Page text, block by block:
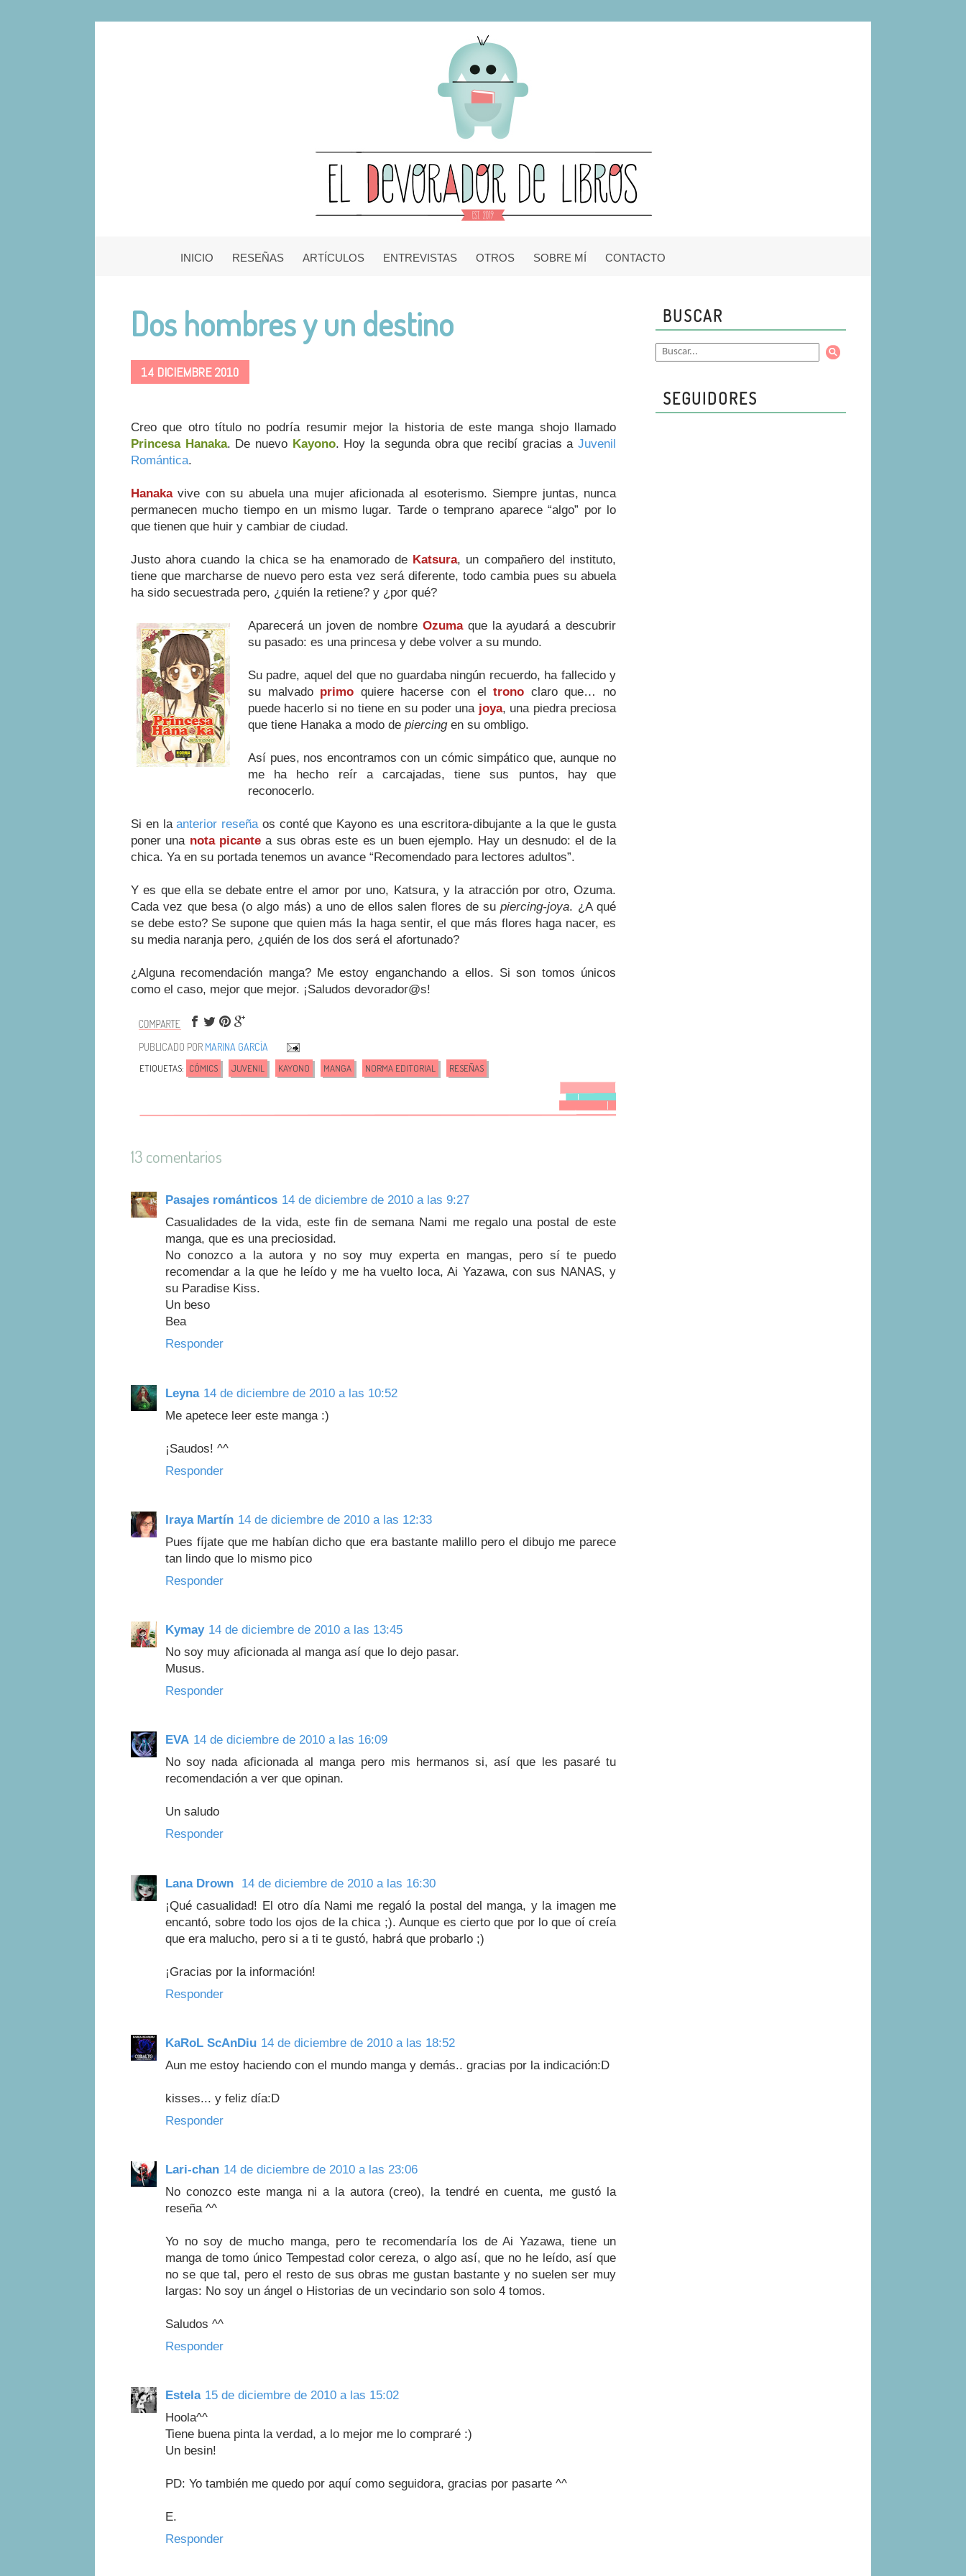
INICIO RESEÑAS ARTÍCULOS ENTREVISTAS OTROS SOBRE MÍ CONTACTO
Dos hombres y un destino
14 DICIEMBRE 2010
Creo que otro título no podría resumir mejor la historia de este manga shojo llamado
Princesa Hanaka. De nuevo Kayono. Hoy la segunda obra que recibí gracias aJuvenil
Romántica.
Hanakavive con su abuela una mujer aficionada al esoterismo. Siempre juntas, nunca
permanecen mucho tiempo en un mismo lugar. Tarde o temprano aparece “algo” por lo
que tienen que huir y cambiar de ciudad.
Justo ahora cuando la chica se ha enamorado de Katsura, un compañero del instituto,
tiene que marcharse de nuevo pero esta vez será diferente, todo cambia pues su abuela
ha sido secuestrada pero, ¿quién la retiene? y ¿por qué?
Aparecerá un joven de nombre Ozuma que la ayudará a descubrir
su pasado: es una princesa y debe volver a su mundo.
Su padre, aquel del que no guardaba ningún recuerdo, ha fallecido y
su malvadoprimo quiere hacerse con eltrono claro que… no
puede hacerlo si no tiene en su poder unajoya, una piedra preciosa
que tiene Hanaka a modo de piercingen su ombligo.
Así pues, nos encontramos con un cómic simpático que, aunque no
me ha hecho reír a carcajadas, tiene sus puntos, hay que
reconocerlo.
Si en laanterior reseñaos conté que Kayono es una escritora-dibujante a la que le gusta
poner una nota picante a sus obras este es un buen ejemplo. Hay un desnudo: el de la
chica. Ya en su portada tenemos un avance “Recomendado para lectores adultos”.
Y es que ella se debate entre el amor por uno, Katsura, y la atracción por otro, Ozuma.
Cada vez que besa (o algo más) a uno de ellos salen flores de supiercing-joya. ¿A qué
se debe esto? Se supone que quien más la haga sentir, el que más flores haga nacer, es
su media naranja pero, ¿quién de los dos será el afortunado?
¿Alguna recomendación manga? Me estoy enganchando a ellos. Si son tomos únicos
como el caso, mejor que mejor. ¡Saludos devorador@s!
PUBLICADO POR MARINA GARCÍA
ETIQUETAS: CÓMICS JUVENIL KAYONO MANGA NORMA EDITORIAL RESEÑAS
13 comentarios
Pasajes románticos 14 de diciembre de 2010 a las 9:27
Casualidades de la vida, este fin de semana Nami me regalo una postal de este
manga, que es una preciosidad.
No conozco a la autora y no soy muy experta en mangas, pero sí te puedo
recomendar a la que he leído y me ha vuelto loca, Ai Yazawa, con sus NANAS, y
su Paradise Kiss.
Un beso
Bea
Responder
Leyna 14 de diciembre de 2010 a las 10:52
Me apetece leer este manga :)
¡Saudos! ^^
Responder
Iraya Martín 14 de diciembre de 2010 a las 12:33
Pues fíjate que me habían dicho que era bastante malillo pero el dibujo me parece
tan lindo que lo mismo pico
Responder
Kymay 14 de diciembre de 2010 a las 13:45
No soy muy aficionada al manga así que lo dejo pasar.
Musus.
Responder
EVA 14 de diciembre de 2010 a las 16:09
No soy nada aficionada al manga pero mis hermanos si, así que les pasaré tu
recomendación a ver que opinan.
Un saludo
Responder
Lana Drown
14 de diciembre de 2010 a las 16:30
¡Qué casualidad! El otro día Nami me regaló la postal del manga, y la imagen me
encantó, sobre todo los ojos de la chica ;). Aunque es cierto que por lo que oí creía
que era malucho, pero si a ti te gustó, habrá que probarlo ;)
¡Gracias por la información!
Responder
KaRoL ScAnDiu 14 de diciembre de 2010 a las 18:52
Aun me estoy haciendo con el mundo manga y demás.. gracias por la indicación:D
kisses... y feliz día:D
Responder
Lari-chan 14 de diciembre de 2010 a las 23:06
No conozco este manga ni a la autora (creo), la tendré en cuenta, me gustó la
reseña ^^
Yo no soy de mucho manga, pero te recomendaría los de Ai Yazawa, tiene un
manga de tomo único Tempestad color cereza, o algo así, que no he leído, así que
no se que tal, pero el resto de sus obras me gustan bastante y no suelen ser muy
largas: No soy un ángel o Historias de un vecindario son solo 4 tomos.
Saludos ^^
Responder
Estela 15 de diciembre de 2010 a las 15:02
Hoola^^
Tiene buena pinta la verdad, a lo mejor me lo compraré :)
Un besin!
PD: Yo también me quedo por aquí como seguidora, gracias por pasarte ^^
E.
Responder
BUSCAR
SEGUIDORES